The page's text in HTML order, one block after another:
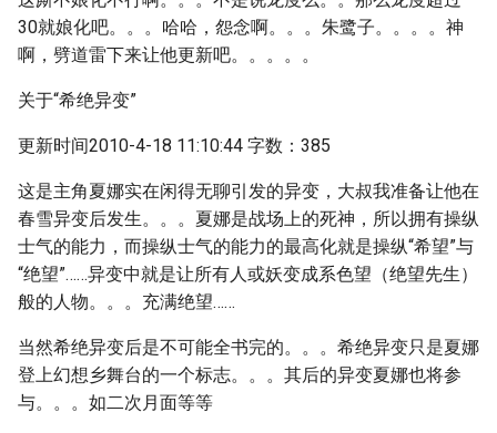
30就娘化吧。。。哈哈，怨念啊。。。朱鹭子。。。。神
啊，劈道雷下来让他更新吧。。。。。
关于“希绝异变”
更新时间2010-4-18 11:10:44 字数：385
这是主角夏娜实在闲得无聊引发的异变，大叔我准备让他在
春雪异变后发生。。。夏娜是战场上的死神，所以拥有操纵
士气的能力，而操纵士气的能力的最高化就是操纵“希望”与
“绝望”……异变中就是让所有人或妖变成系色望（绝望先生）
般的人物。。。充满绝望……
当然希绝异变后是不可能全书完的。。。希绝异变只是夏娜
登上幻想乡舞台的一个标志。。。其后的异变夏娜也将参
与。。。如二次月面等等